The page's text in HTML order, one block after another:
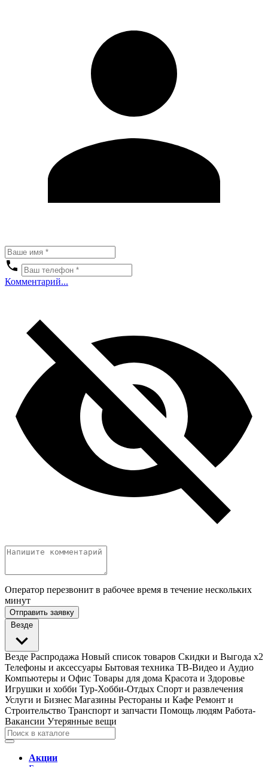
Комментарий...
Оператор перезвонит в рабочее время в течение нескольких
минут
Отправить заявку
Везде
Везде Распродажа Новый список товаров Скидки и Выгода x2
Телефоны и аксессуары Бытовая техника ТВ-Видео и Аудио
Компьютеры и Офис Товары для дома Красота и Здоровье
Игрушки и хобби Тур-Хобби-Отдых Спорт и развлечения
Услуги и Бизнес Магазины Рестораны и Кафе Ремонт и
Строительство Транспорт и запчасти Помощь людям Работа-
Вакансии Утерянные вещи
Акции